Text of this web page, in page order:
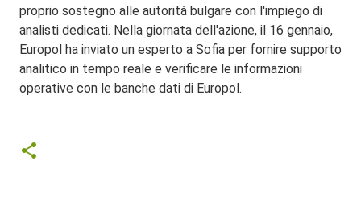
proprio sostegno alle autorità bulgare con l'impiego di
analisti dedicati. Nella giornata dell'azione, il 16 gennaio,
Europol ha inviato un esperto a Sofia per fornire supporto
analitico in tempo reale e verificare le informazioni
operative con le banche dati di Europol.